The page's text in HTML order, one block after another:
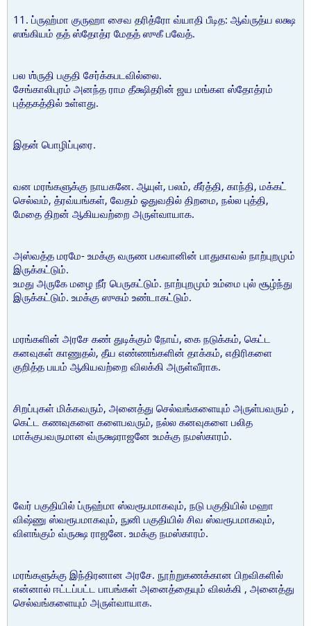
11. ப்ருஹ்மா குருஹா சைவ தரித்ரோ வ்யாதி பீடித: ஆவ்ருத்ய லக்ஷ
ஸங்கியம் தத் ஸ்தோத்ர மேதத் ஸுகீ பவேத்.
பல ஶ்ருதி பகுதி சேர்க்கபடவில்லை.
சேங்காலிபுரம் அனந்த ராம தீக்ஷிதரின் ஜய மங்கள ஸ்தோத்ரம்
புத்தகத்தில் உள்ளது.
இதன் பொழிப்புரை.
வன மரங்களுக்கு நாயகனே. ஆயுள், பலம், கீர்த்தி, காந்தி, மக்கட்
செல்வம், த்ரவ்யங்கள், வேதம் ஓதுவதில் திறமை, நல்ல புத்தி,
மேதை திறன் ஆகியவற்றை அருள்வாயாக.
அஸ்வத்த மரமே- உமக்கு வருண பகவானின் பாதுகாவல் நாற்புறமும்
இருக்கட்டும்.
உமது அருகே மழை நீர் பெருகட்டும். நாற்புறமும் உம்மை புல் சூழ்ந்து
இருக்கட்டும். உமக்கு ஸுகம் உண்டாகட்டும்.
மரங்களின் அரசே கண் துடிக்கும் நோய், கை நடுக்கம், கெட்ட
கனவுகள் காணுதல், தீய எண்ணங்களின் தாக்கம், எதிரிகளை
குறித்த பயம் ஆகியவற்றை விலக்கி அருள்வீராக.
சிறப்புகள் மிக்கவரும், அனைத்து செல்வங்களையும் அருள்பவரும் ,
கெட்ட கணவுகளை களைபவரும், நல்ல கனவுகளை பலித
மாக்குபவருமான வ்ருக்ஷராஜனே உமக்கு நமஸ்காரம்.
வேர் பகுதியில் ப்ருஹ்மா ஸ்வரூபமாகவும், நடு பகுதியில் மஹா
விஷ்ணு ஸ்வரூபமாகவும், நுனி பகுதியில் சிவ ஸ்வரூபமாகவும்,
விளங்கும் வ்ருக்ஷ ராஜனே. உமக்கு நமஸ்காரம்.
மரங்களுக்கு இந்திரனான அரசே. நூற்றுகணக்கான பிறவிகளில்
என்னால் ஈட்டப்பட்ட பாபங்கள் அனைத்தையும் விலக்கி , அனைத்து
செல்வங்களையும் அருள்வாயாக.